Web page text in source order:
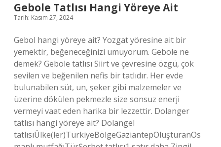
Gebole Tatlısı Hangi Yöreye Ait
Tarih: Kasım 27, 2024
Gebol hangi yöreye ait? Yozgat yöresine ait bir
yemektir, beğeneceğinizi umuyorum. Gebole ne
demek? Gebole tatlısı Siirt ve çevresine özgü, çok
sevilen ve beğenilen nefis bir tatlıdır. Her evde
bulunabilen süt, un, şeker gibi malzemeler ve
üzerine dökülen pekmezle size sonsuz enerji
vermeyi vaat eden harika bir lezzettir. Dolanger
tatlısı hangi yöreye ait? Dolangel
tatlısıÜlke(ler)TürkiyeBölgeGaziantepOluşturanOs